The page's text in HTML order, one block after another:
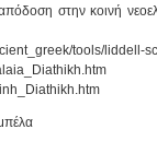
στην κοινή
tools/liddell-